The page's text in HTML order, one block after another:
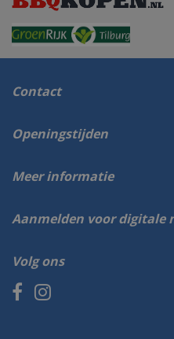
Contact
Volg ons
Openingstijden
Meer informatie
Aanmelden voor digitale